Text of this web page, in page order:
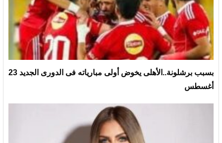
بسبب برشلونة..الأهلى يخوض أولى مبارياته فى الدورى الجديد 23
أغسطس